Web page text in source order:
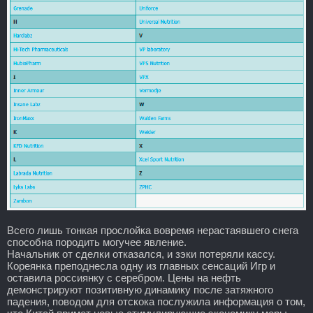
Всего лишь тонкая прослойка вовремя нерастаявшего снега
способна породить могучее явление.
Начальник от сделки отказался, и зэки потеряли кассу.
Кореянка преподнесла одну из главных сенсаций Игр и
оставила россиянку с серебром. Цены на нефть
демонстрируют позитивную динамику после затяжного
падения, поводом для отскока послужила информация о том,